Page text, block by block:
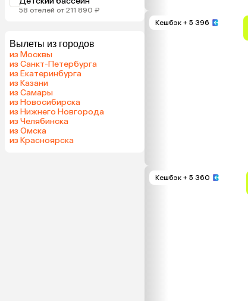
58 отелей от 211 890 ₽
Вылеты из городов
из Москвы
из Санкт-Петербурга
из Екатеринбурга
из Казани
из Самары
из Новосибирска
из Нижнего Новгорода
из Челябинска
из Омска
из Красноярска
Кешбэк + 5 396
Кешбэк + 5 360